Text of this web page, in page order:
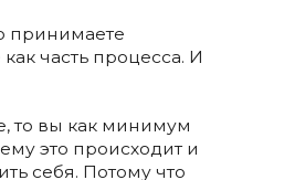
принимаете
часть процесса. И
то вы как минимум
это происходит и
себя. Потому что